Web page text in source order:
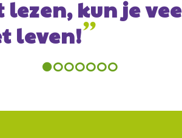
- oud-leerling VLC